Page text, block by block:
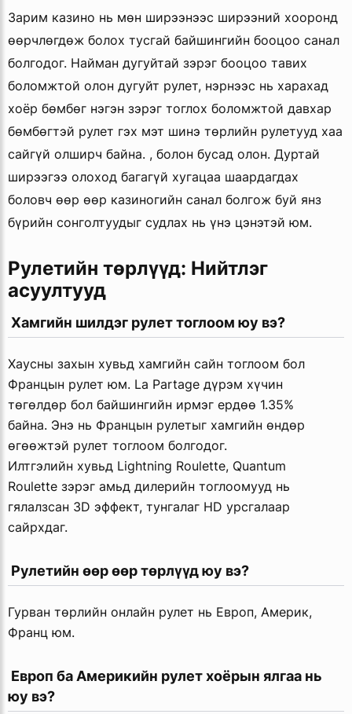
Зарим казино нь мөн ширээнээс ширээний хооронд
өөрчлөгдөж болох тусгай байшингийн бооцоо санал
болгодог. Найман дугуйтай зэрэг бооцоо тавих
боломжтой олон дугуйт рулет, нэрнээс нь харахад
хоёр бөмбөг нэгэн зэрэг тоглох боломжтой давхар
бөмбөгтэй рулет гэх мэт шинэ төрлийн рулетууд хаа
сайгүй олширч байна. , болон бусад олон. Дуртай
ширээгээ олоход багагүй хугацаа шаардагдах
боловч өөр өөр казиногийн санал болгож буй янз
бүрийн сонголтуудыг судлах нь үнэ цэнэтэй юм.
Рулетийн төрлүүд: Нийтлэг
асуултууд
Хамгийн шилдэг рулет тоглоом юу вэ?
Хаусны захын хувьд хамгийн сайн тоглоом бол
Францын рулет юм. La Partage дүрэм хүчин
төгөлдөр бол байшингийн ирмэг ердөө 1.35%
байна. Энэ нь Францын рулетыг хамгийн өндөр
өгөөжтэй рулет тоглоом болгодог.
Илтгэлийн хувьд Lightning Roulette, Quantum
Roulette зэрэг амьд дилерийн тоглоомууд нь
гялалзсан 3D эффект, тунгалаг HD урсгалаар
сайрхдаг.
Рулетийн өөр өөр төрлүүд юу вэ?
Гурван төрлийн онлайн рулет нь Европ, Америк,
Франц юм.
юу вэ?